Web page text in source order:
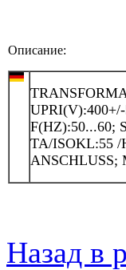
Описание:
F(HZ):50...60;
TA/ISOKL:55 /
ANSCHLUSS;
Назад в